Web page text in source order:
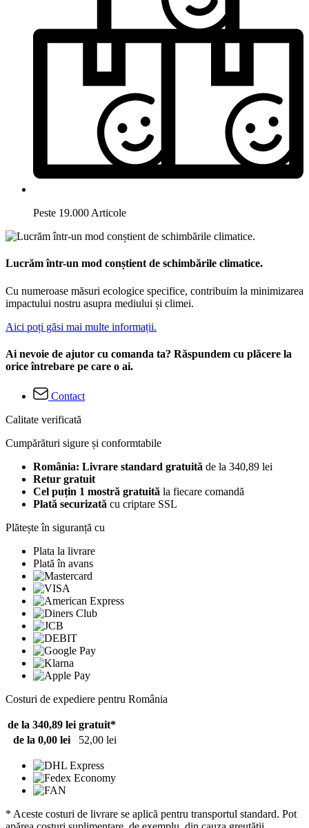
Peste 19.000 Articole
Lucrăm într-un mod conștient de schimbările climatice.
Cu numeroase măsuri ecologice specifice, contribuim la minimizarea
impactului nostru asupra mediului și climei.
Aici poți găsi mai multe informații.
Ai nevoie de ajutor cu comanda ta? Răspundem cu plăcere la
orice întrebare pe care o ai.
Contact
Calitate verificată
Cumpărături sigure și conformtabile
România: Livrare standard gratuită de la 340,89 lei
Retur gratuit
Cel puțin 1 mostră gratuită la fiecare comandă
Plată securizată cu criptare SSL
Plătește în siguranță cu
Plata la livrare
Plată în avans
Costuri de expediere pentru România
de la 340,89 lei gratuit*
de la 0,00 lei
52,00 lei
* Aceste costuri de livrare se aplică pentru transportul standard. Pot